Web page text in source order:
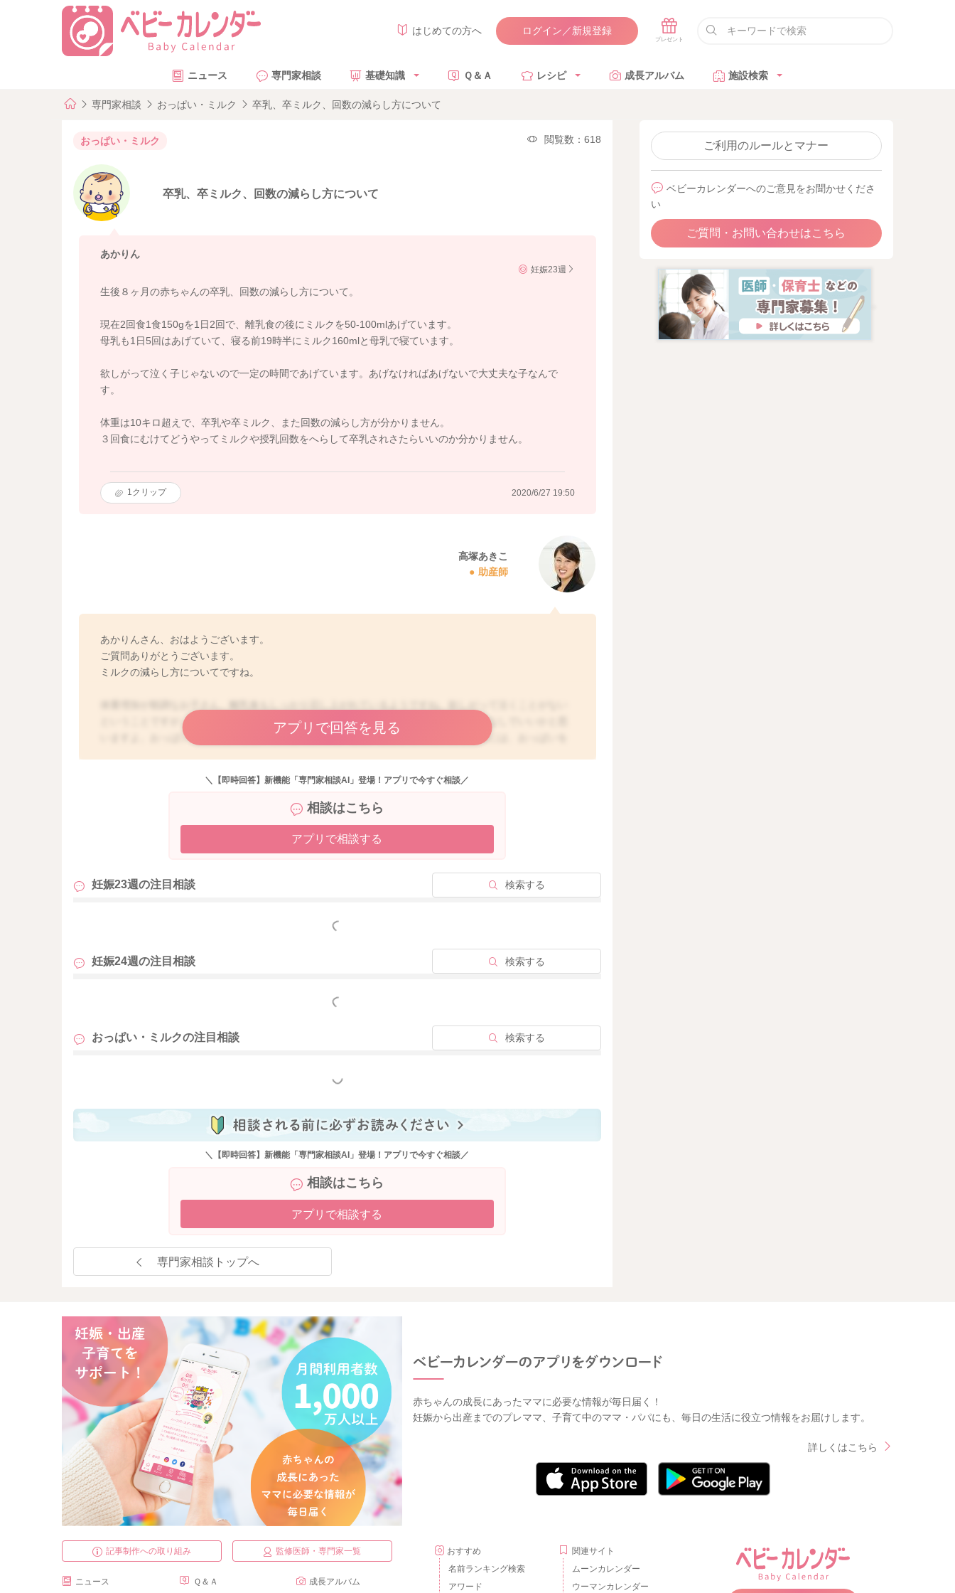
はじめての方へ ログイン／新規登録
ニュース 専門家相談 基礎知識 Ｑ＆Ａ レシピ 成長アルバム 施設検索
専門家相談 おっぱい・ミルク 卒乳、卒ミルク、回数の減らし方について
おっぱい・ミルク 閲覧数：618
卒乳、卒ミルク、回数の減らし方について
あかりん
妊娠23週
生後８ヶ月の赤ちゃんの卒乳、回数の減らし方について。
現在2回食1食150gを1日2回で、離乳食の後にミルクを50-100mlあげています。
母乳も1日5回はあげていて、寝る前19時半にミルク160mlと母乳で寝ています。
欲しがって泣く子じゃないので一定の時間であげています。あげなければあげないで大丈夫な子なんで
す。
体重は10キロ超えで、卒乳や卒ミルク、また回数の減らし方が分かりません。
３回食にむけてどうやってミルクや授乳回数をへらして卒乳されさたらいいのか分かりません。
1クリップ 2020/6/27 19:50
高塚あきこ
助産師
あかりんさん、おはようございます。
ご質問ありがとうございます。
ミルクの減らし方についてですね。
ということですが、離乳食がしっかり召し上がれているのであれば、離乳食後の授乳はなしでいいかと思
いますよ。おっぱいも飲んでいるということですので、もし、欲しがることがある場合には、おっぱいを
離乳食が3回になって、しっかり3回召し上がれるようになってからなさるといいかと思いますよ。
アプリで回答を見る
＼【即時回答】新機能「専門家相談AI」登場！アプリで今すぐ相談／
相談はこちら
アプリで相談する
妊娠23週の注目相談 検索する
もっと見る
妊娠24週の注目相談 検索する
もっと見る
おっぱい・ミルクの注目相談 検索する
もっと見る
＼【即時回答】新機能「専門家相談AI」登場！アプリで今すぐ相談／
相談はこちら
アプリで相談する
専門家相談トップへ
ご利用のルールとマナー
ベビーカレンダーへのご意見をお聞かせくださ
い
ご質問・お問い合わせはこちら
赤ちゃんの成長にあったママに必要な情報が毎日届く！
妊娠から出産までのプレママ、子育て中のママ・パパにも、毎日の生活に役立つ情報をお届けします。
詳しくはこちら
記事制作への取り組み 監修医師・専門家一覧
ニュース Ｑ＆Ａ 成長アルバム
おすすめ
名前ランキング検索
アワード
関連サイト
ムーンカレンダー
ウーマンカレンダー